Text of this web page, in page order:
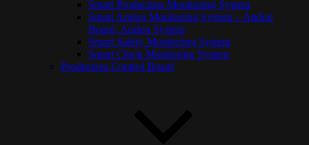
Smart Production Monitoring System
Smart Andon Monitoring System – Andon
Board, Andon System
Smart Safety Monitoring System
Smart Clock Monitoring System
Production Control Board